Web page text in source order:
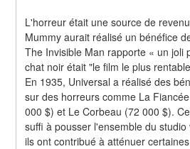
L'horreur était une source de
Mummy aurait réalisé un bénéfice
The Invisible Man rapporte « un joli
chat noir était "le film le plus
En 1935, Universal a réalisé des
sur des horreurs comme La
000 $) et Le Corbeau (72 000 $).
suffi à pousser l'ensemble du
ils ont contribué à atténuer